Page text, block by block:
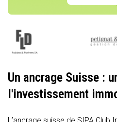
Un ancrage Suisse :
l'investissement
L’ancrage suisse de SIPA Club